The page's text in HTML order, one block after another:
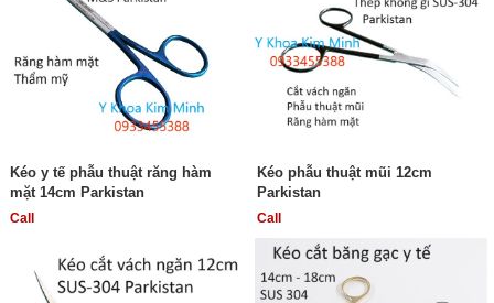
Kéo y tế phẫu thuật răng hàm
mặt 14cm Parkistan
Call
Kéo phẫu thuật mũi 12cm
Parkistan
Call